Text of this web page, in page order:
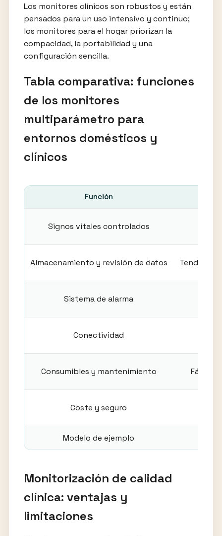
Los monitores clínicos son robustos y están
pensados para un uso intensivo y continuo;
los monitores para el hogar priorizan la
compacidad, la portabilidad y una
configuración sencilla.
Tabla comparativa: funciones
de los monitores
multiparámetro para
entornos domésticos y
clínicos
Función
Signos vitales controlados
Almacenamiento y revisión de datos
Sistema de alarma
Conectividad
Consumibles y mantenimiento Fácil
Coste y seguro
Modelo de ejemplo
Monitorización de calidad
clínica: ventajas y
limitaciones